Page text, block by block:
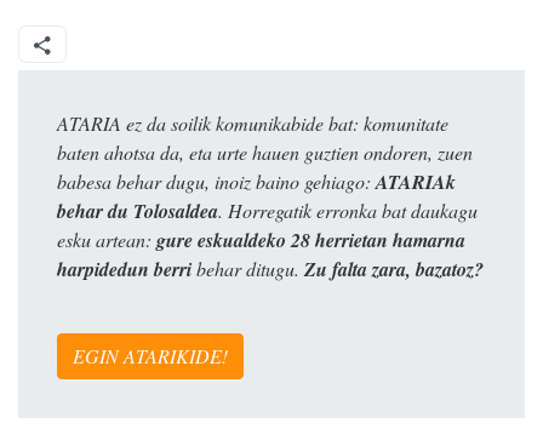
ATARIA ez da soilik komunikabide bat: komunitate
baten ahotsa da, eta urte hauen guztien ondoren, zuen
babesa behar dugu, inoiz baino gehiago: ATARIAk
behar du Tolosaldea. Horregatik erronka bat daukagu
esku artean: gure eskualdeko 28 herrietan hamarna
harpidedun berribehar ditugu. Zu falta zara, bazatoz?
EGIN ATARIKIDE!